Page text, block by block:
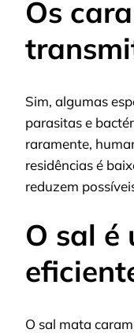
Os
Sim, algumas
parasitas e
raramente,
residências é
reduzem
O sal é
O sal mata